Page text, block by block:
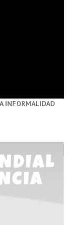
INFORMALIDAD